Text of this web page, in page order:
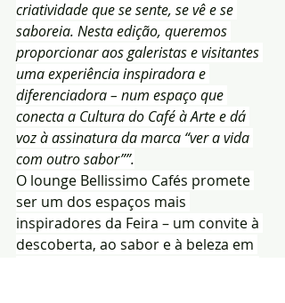
criatividade que se sente, se vê e se
saboreia. Nesta edição, queremos
proporcionar aos galeristas e visitantes
uma experiência inspiradora e
diferenciadora – num espaço que
conecta a Cultura do Café à Arte e dá
voz à assinatura da marca “ver a vida
com outro sabor””.
O lounge Bellissimo Cafés promete
ser um dos espaços mais
inspiradores da Feira – um convite à
descoberta, ao sabor e à beleza em